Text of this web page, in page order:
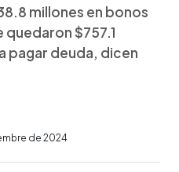
millones en bonos
$757.1
pagar deuda, dicen
de 2024